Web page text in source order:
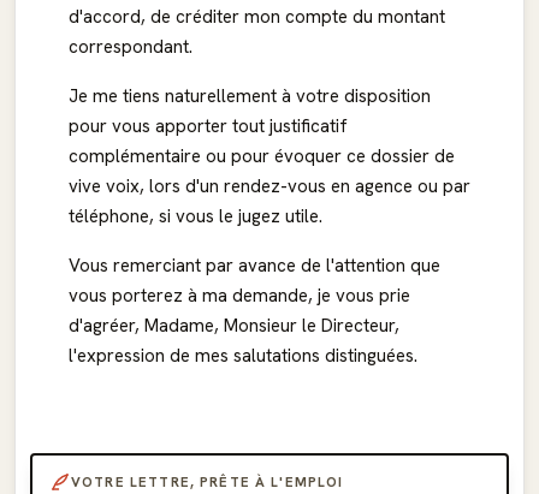
d'accord, de créditer mon compte du montant
correspondant.
Je me tiens naturellement à votre disposition
pour vous apporter tout justificatif
complémentaire ou pour évoquer ce dossier de
vive voix, lors d'un rendez-vous en agence ou par
téléphone, si vous le jugez utile.
Vous remerciant par avance de l'attention que
vous porterez à ma demande, je vous prie
d'agréer, Madame, Monsieur le Directeur,
l'expression de mes salutations distinguées.
VOTRE LETTRE, PRÊTE À L'EMPLOI